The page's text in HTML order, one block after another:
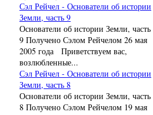
Сэл Рейчел - Основатели об истории
Земли, часть 9
Основатели об истории Земли, часть
9 Получено Сэлом Рейчелом 26 мая
2005 года Приветствуем вас,
возлюбленные...
Сэл Рейчел - Основатели об истории
Земли, часть 8
Основатели об истории Земли, часть
8 Получено Сэлом Рейчелом 19 мая